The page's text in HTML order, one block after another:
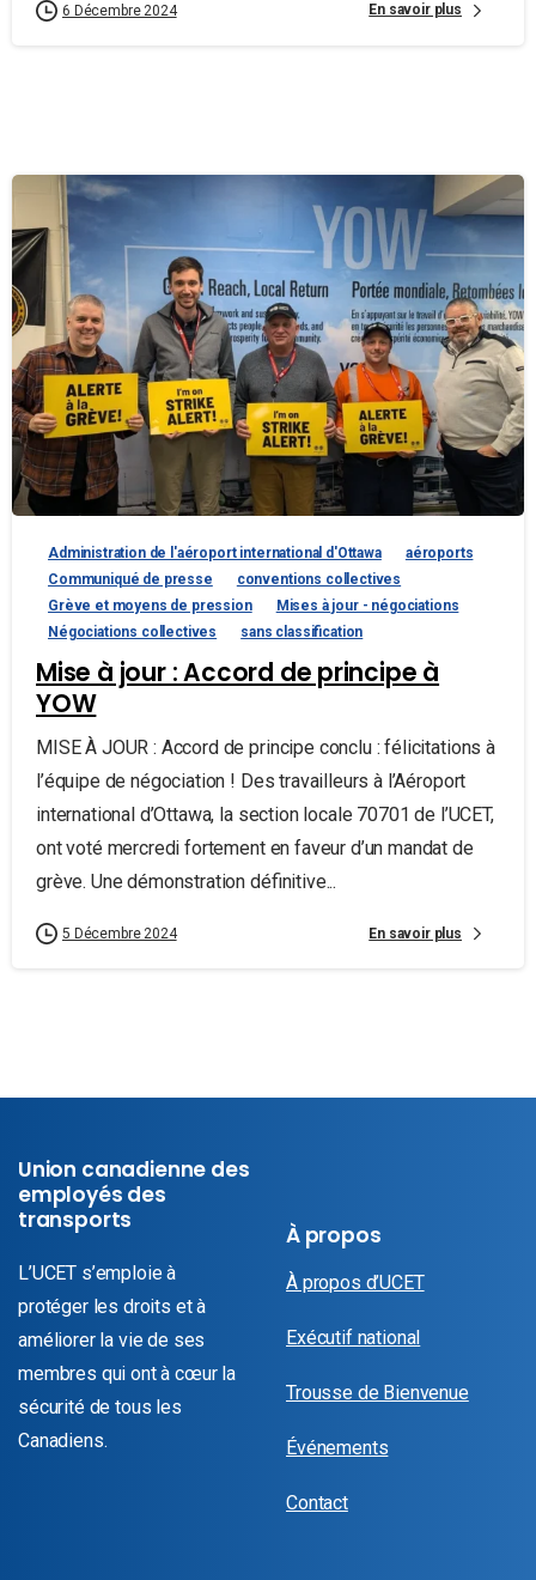
6 Décembre 2024 En savoir plus
Administration de l'aéroport international d'Ottawa
aéroports
Communiqué de presse
conventions collectives
Grève et moyens de pression
Mises à jour - négociations
Négociations collectives
sans classification
Mise à jour : Accord de principe à
YOW
MISE À JOUR : Accord de principe conclu : félicitations à
l’équipe de négociation ! Des travailleurs à l’Aéroport
international d’Ottawa, la section locale 70701 de l’UCET,
ont voté mercredi fortement en faveur d’un mandat de
grève. Une démonstration définitive...
5 Décembre 2024 En savoir plus
Union canadienne des
employés des
transports
L’UCET s’emploie à
protéger les droits et à
améliorer la vie de ses
membres qui ont à cœur la
sécurité de tous les
Canadiens.
À propos
À propos d’UCET
Exécutif national
Trousse de Bienvenue
Événements
Contact